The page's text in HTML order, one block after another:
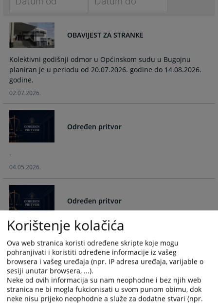
forward
to
interact
with
the
calendar
and
select
date.
Press
question
mark
key
to
get
the
keyboard
shortcuts
for
changing
dates.
to
with
the
select
date.
key
get
the
keyboard
shortcuts
for
changing
dates.
OBAVIJEST ZA STRANKE
Kolektivni godišnji odmor u Općinskom sudu u Bugojnu
planiran je u periodu od 20.07.2026. godine do 14.08.2026.
godine.
02.07.2026.
Određen pritvor
-
04.05.2026.
Određen pritvor
-
04.05.2026.
Određen pritvor
-
Korištenje kolačića
Ova web stranica koristi određene skripte koje mogu
pohranjivati i koristiti određene informacije iz vašeg
browsera i vašeg uređaja (npr. IP adresa uređaja, varijable o
sesiji unutar browsera, ...).
Neke od ovih informacija su nam neophodne i bez njih web
stranica ne bi mogla fukcionisati u svom punom obimu, dok
neke nisu prijeko neophodne a služe za dodatne stvari (npr.